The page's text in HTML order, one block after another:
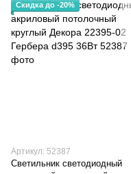
Скидка до -20%
Артикул: 52387
Светильник светодиодный